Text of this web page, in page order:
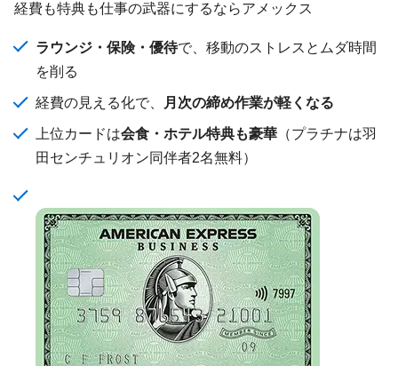
経費も特典も仕事の武器にするならアメックス
ラウンジ・保険・優待で、移動のストレスとムダ時間
を削る
経費の見える化で、
月次の締め作業が軽くなる
上位カードは会食・ホテル特典も豪華 （プラチナは羽
田センチュリオン同伴者2名無料）